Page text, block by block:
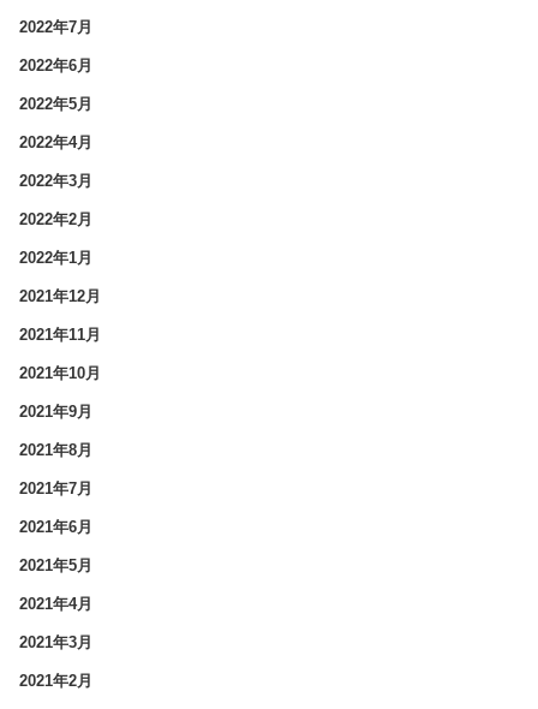
2022年7月
2022年6月
2022年5月
2022年4月
2022年3月
2022年2月
2022年1月
2021年12月
2021年11月
2021年10月
2021年9月
2021年8月
2021年7月
2021年6月
2021年5月
2021年4月
2021年3月
2021年2月